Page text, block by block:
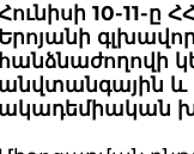
10-11-ը
Երոյանի
հանձնաժողովի
անվտանգային և
ակադեմիական